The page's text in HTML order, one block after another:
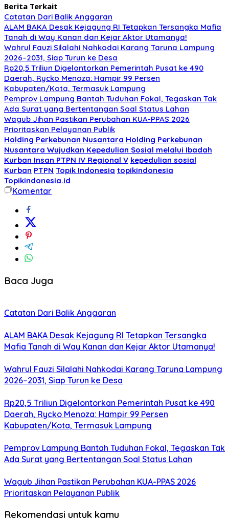
Berita Terkait
Catatan Dari Balik Anggaran
ALAM BAKA Desak Kejagung RI Tetapkan Tersangka Mafia
Tanah di Way Kanan dan Kejar Aktor Utamanya!
Wahrul Fauzi Silalahi Nahkodai Karang Taruna Lampung
2026–2031, Siap Turun ke Desa
Rp20,5 Triliun Digelontorkan Pemerintah Pusat ke 490
Daerah, Rycko Menoza: Hampir 99 Persen
Kabupaten/Kota, Termasuk Lampung
Pemprov Lampung Bantah Tuduhan Fokal, Tegaskan Tak
Ada Surat yang Bertentangan Soal Status Lahan
Wagub Jihan Pastikan Perubahan KUA-PPAS 2026
Prioritaskan Pelayanan Publik
Holding Perkebunan Nusantara Holding Perkebunan
Nusantara Wujudkan Kepedulian Sosial melalui Ibadah
Kurban Insan PTPN IV Regional V kepedulian sosial
Kurban PTPN Topik Indonesia topikindonesia
Topikindonesia.id
Komentar
Baca Juga
Catatan Dari Balik Anggaran
ALAM BAKA Desak Kejagung RI Tetapkan Tersangka
Mafia Tanah di Way Kanan dan Kejar Aktor Utamanya!
Wahrul Fauzi Silalahi Nahkodai Karang Taruna Lampung
2026–2031, Siap Turun ke Desa
Rp20,5 Triliun Digelontorkan Pemerintah Pusat ke 490
Daerah, Rycko Menoza: Hampir 99 Persen
Kabupaten/Kota, Termasuk Lampung
Pemprov Lampung Bantah Tuduhan Fokal, Tegaskan Tak
Ada Surat yang Bertentangan Soal Status Lahan
Wagub Jihan Pastikan Perubahan KUA-PPAS 2026
Prioritaskan Pelayanan Publik
Rekomendasi untuk kamu